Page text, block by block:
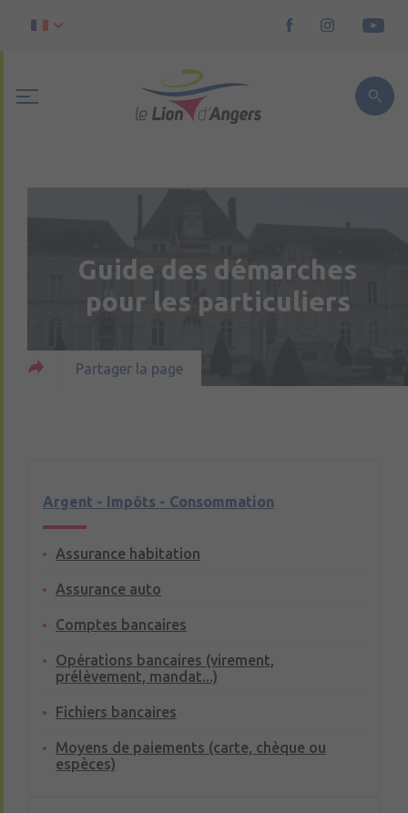
Guide des démarches
pour les particuliers
Partager la page
Argent - Impôts - Consommation
Assurance habitation
Assurance auto
Comptes bancaires
Opérations bancaires (virement,
prélèvement, mandat...)
Fichiers bancaires
Moyens de paiements (carte, chèque ou
espèces)